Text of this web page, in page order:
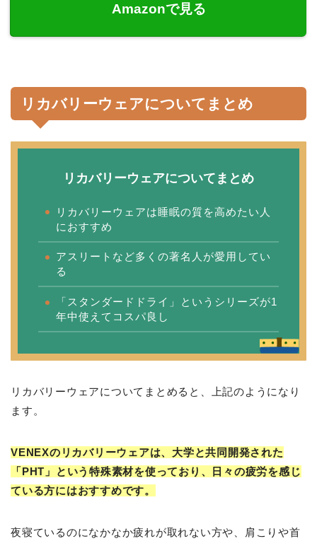
Amazonで見る
リカバリーウェアについてまとめ
リカバリーウェアについてまとめ
リカバリーウェアは睡眠の質を高めたい人
におすすめ
アスリートなど多くの著名人が愛用してい
る
「スタンダードドライ」というシリーズが1
年中使えてコスパ良し
リカバリーウェアについてまとめると、上記のようになり
ます。
VENEXのリカバリーウェアは、大学と共同開発された
「PHT」という特殊素材を使っており、日々の疲労を感じ
ている方にはおすすめです。
夜寝ているのになかなか疲れが取れない方や、肩こりや首